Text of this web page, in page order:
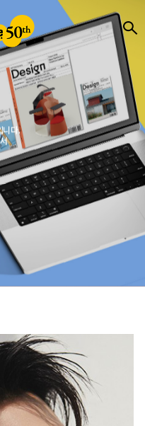
는
협업,
’을 선보이고 있습니다.
에서
으로써
을 전하는